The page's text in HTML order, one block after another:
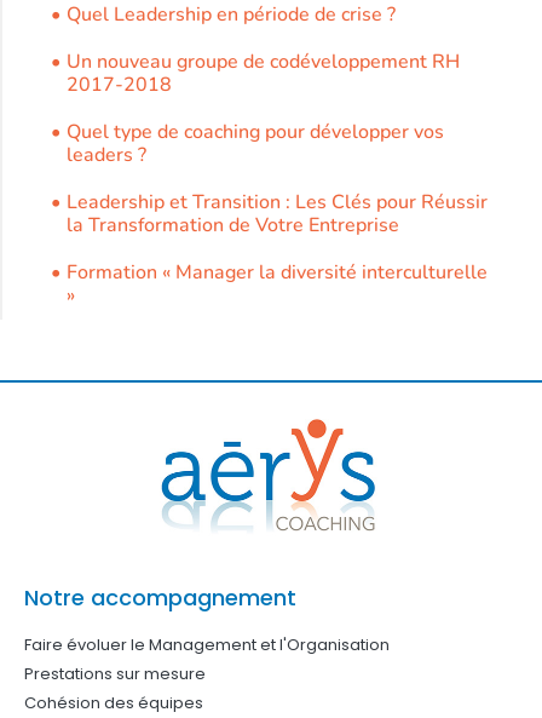
Quel Leadership en période de crise ?
Un nouveau groupe de codéveloppement RH
2017-2018
Quel type de coaching pour développer vos
leaders ?
Leadership et Transition : Les Clés pour Réussir
la Transformation de Votre Entreprise
Formation « Manager la diversité interculturelle
»
Notre accompagnement
Faire évoluer le Management et l'Organisation
Prestations sur mesure
Cohésion des équipes